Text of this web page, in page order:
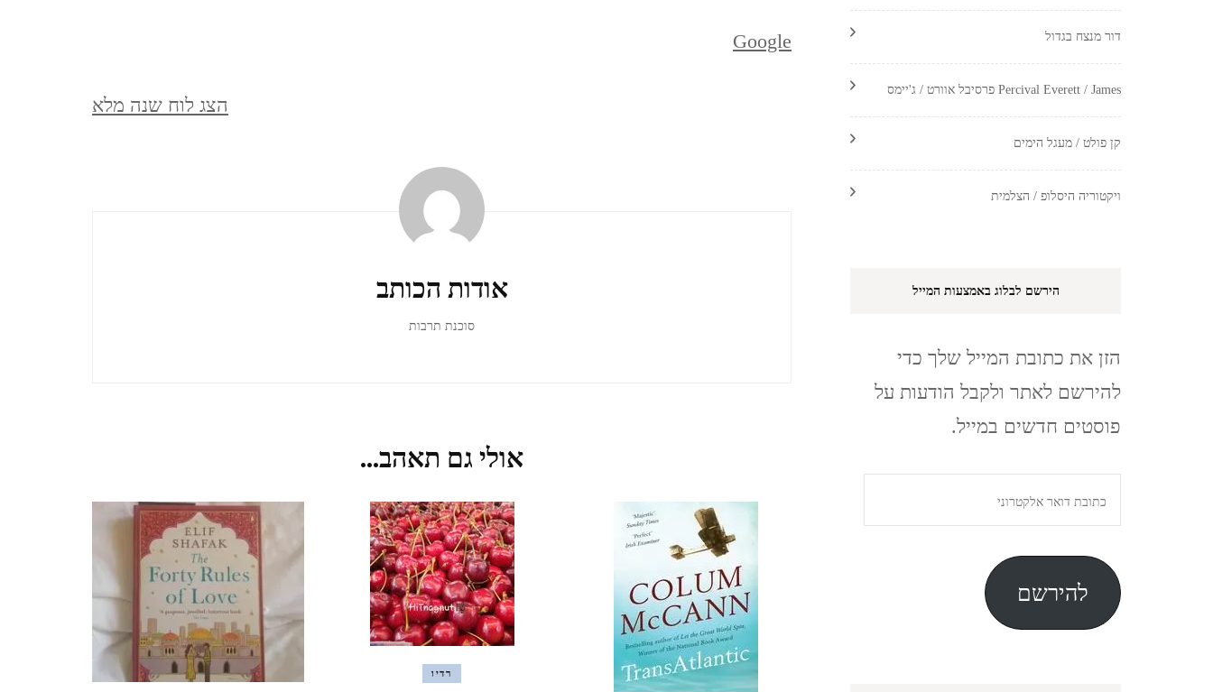
פריחה ונדידה בצפון הארץ,
חורף-אביב, מרץ 2021
FLOWERING AND
MIGRATION IN THE
NORTH OF THE
COUNTRY, WINTER-
Google
הצג לוח שנה מלא
אודות הכותב
סוכנת תרבות
אולי גם תאהב...
רדיו
דור מנצח בגדול
Percival Everett / James פרסיבל אוורט / ג'יימס
קן פולט / מעגל הימים
ויקטוריה היסלופ / הצלמית
הירשם לבלוג באמצעות המייל
הזן את כתובת המייל שלך כדי
להירשם לאתר ולקבל הודעות על
פוסטים חדשים במייל.
דואר
אלקטרוני
להירשם